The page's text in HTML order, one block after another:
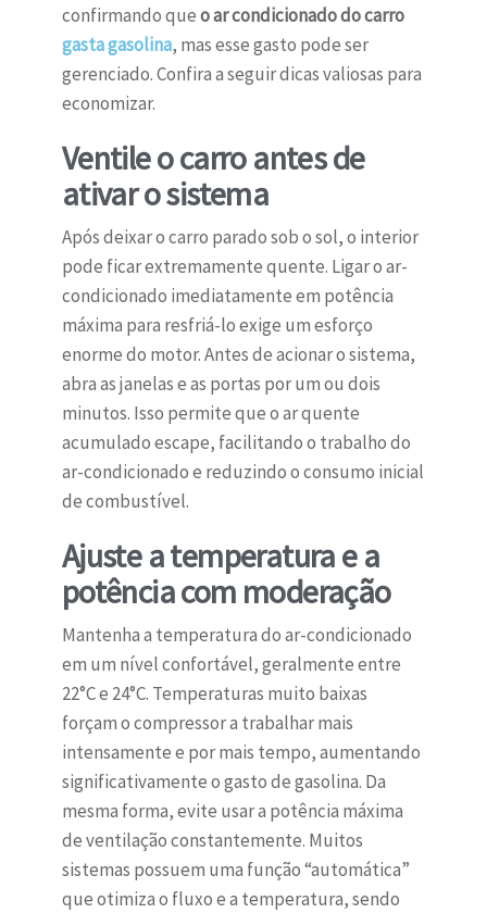
confirmando queo ar condicionado do carro
gasta gasolina, mas esse gasto pode ser
gerenciado. Confira a seguir dicas valiosas para
economizar.
Ventile o carro antes de
ativar o sistema
Após deixar o carro parado sob o sol, o interior
pode ficar extremamente quente. Ligar o ar-
condicionado imediatamente em potência
máxima para resfriá-lo exige um esforço
enorme do motor. Antes de acionar o sistema,
abra as janelas e as portas por um ou dois
minutos. Isso permite que o ar quente
acumulado escape, facilitando o trabalho do
ar-condicionado e reduzindo o consumo inicial
de combustível.
Ajuste a temperatura e a
potência com moderação
Mantenha a temperatura do ar-condicionado
em um nível confortável, geralmente entre
22°C e 24°C. Temperaturas muito baixas
forçam o compressor a trabalhar mais
intensamente e por mais tempo, aumentando
significativamente o gasto de gasolina. Da
mesma forma, evite usar a potência máxima
de ventilação constantemente. Muitos
sistemas possuem uma função “automática”
que otimiza o fluxo e a temperatura, sendo